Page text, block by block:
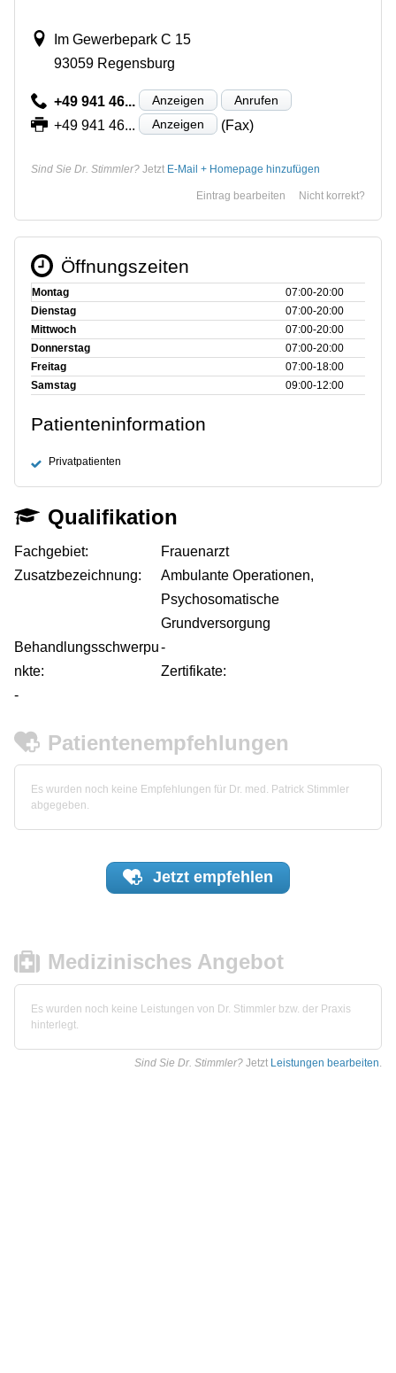
Im Gewerbepark C 15
93059 Regensburg
+49 941 46... Anzeigen Anrufen
+49 941 46... Anzeigen (Fax)
Sind Sie Dr. Stimmler? Jetzt E-Mail + Homepage hinzufügen
Nicht korrekt?
Eintrag bearbeiten
Öffnungszeiten
Montag
07:00‑20:00
Dienstag
07:00‑20:00
Mittwoch
07:00‑20:00
Donnerstag
07:00‑20:00
Freitag
07:00‑18:00
Samstag
09:00‑12:00
Patienteninformation
Privatpatienten
Qualifikation
Fachgebiet:
Frauenarzt
Zusatzbezeichnung:
Ambulante Operationen,
Psychosomatische
Grundversorgung
Behandlungsschwerpu
nkte:
-
Zertifikate:
-
Patientenempfehlungen
Es wurden noch keine Empfehlungen für Dr. med. Patrick Stimmler
abgegeben.
Jetzt empfehlen
Medizinisches Angebot
Es wurden noch keine Leistungen von Dr. Stimmler bzw. der Praxis
hinterlegt.
Sind Sie Dr. Stimmler? Jetzt Leistungen bearbeiten.